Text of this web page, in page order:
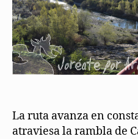
La ruta avanza en
atraviesa la rambla de